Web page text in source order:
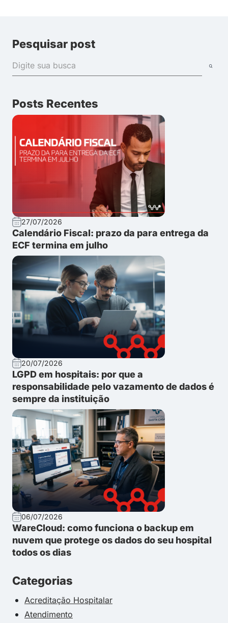
Pesquisar post
Posts Recentes
27/07/2026
Calendário Fiscal: prazo da para entrega da
ECF termina em julho
20/07/2026
LGPD em hospitais: por que a
responsabilidade pelo vazamento de dados é
sempre da instituição
06/07/2026
WareCloud: como funciona o backup em
nuvem que protege os dados do seu hospital
todos os dias
Categorias
Acreditação Hospitalar
Atendimento